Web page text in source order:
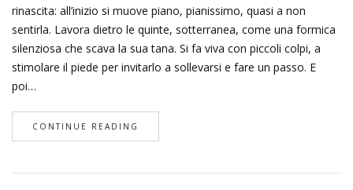
rinascita: all’inizio si muove piano, pianissimo, quasi a non
sentirla. Lavora dietro le quinte, sotterranea, come una formica
silenziosa che scava la sua tana. Si fa viva con piccoli colpi, a
stimolare il piede per invitarlo a sollevarsi e fare un passo. E
poi…
CONTINUE READING